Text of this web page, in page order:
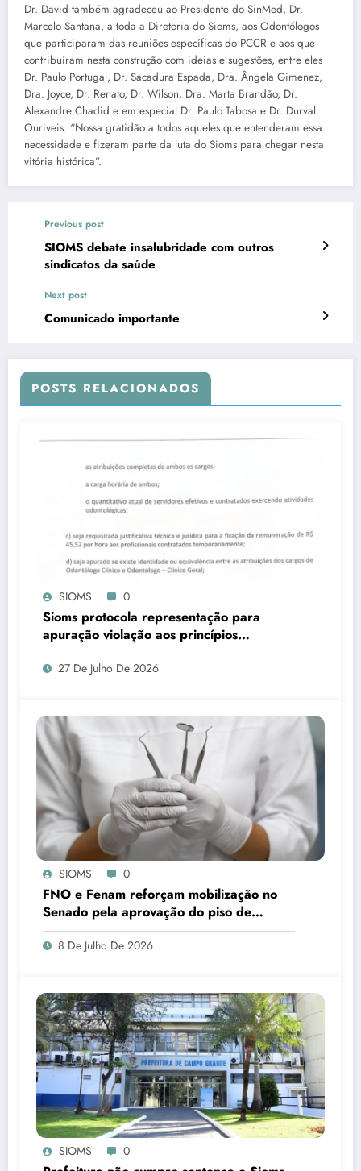
Dr. David também agradeceu ao Presidente do SinMed, Dr.
Marcelo Santana, a toda a Diretoria do Sioms, aos Odontólogos
que participaram das reuniões específicas do PCCR e aos que
contribuíram nesta construção com ideias e sugestões, entre eles
Dr. Paulo Portugal, Dr. Sacadura Espada, Dra. Ângela Gimenez,
Dra. Joyce, Dr. Renato, Dr. Wilson, Dra. Marta Brandão, Dr.
Alexandre Chadid e em especial Dr. Paulo Tabosa e Dr. Durval
Ouriveis. “Nossa gratidão a todos aqueles que entenderam essa
necessidade e fizeram parte da luta do Sioms para chegar nesta
vitória histórica”.
Previous post
SIOMS debate insalubridade com outros
sindicatos da saúde
Next post
Comunicado importante
POSTS RELACIONADOS
SIOMS 0
Sioms protocola representação para
apuração violação aos princípios
constitucionais da Administração Pública,
em Ladário
27 De Julho De 2026
SIOMS 0
FNO e Fenam reforçam mobilização no
Senado pela aprovação do piso de
cirurgiões-dentistas e médicos
8 De Julho De 2026
SIOMS 0